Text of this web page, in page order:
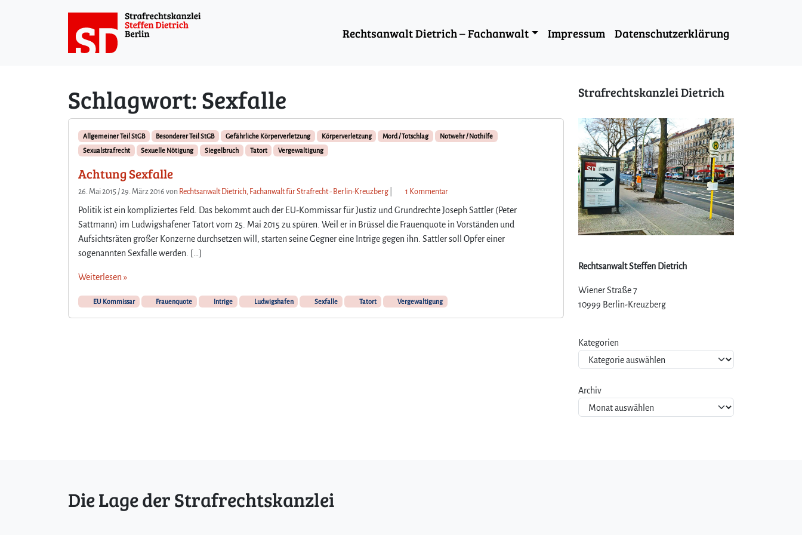
Rechtsanwalt Dietrich – Fachanwalt Impressum Datenschutzerklärung
Schlagwort:Sexfalle
Allgemeiner Teil StGB Besonderer Teil StGB Gefährliche Körperverletzung Körperverletzung Mord / Totschlag
Notwehr / Nothilfe
Sexualstrafrecht
Sexuelle Nötigung Siegelbruch Tatort Vergewaltigung
Achtung Sexfalle
26. Mai 2015 /29. März 2016 von Rechtsanwalt Dietrich, Fachanwalt für Strafrecht - Berlin-Kreuzberg 1 Kommentarz
c
h
S
e
Politik ist ein kompliziertes Feld. Das bekommt auch der EU-Kommissar für Justiz und Grundrechte Joseph Sattler (Peter
Sattmann) im Ludwigshafener Tatort vom 25. Mai 2015 zu spüren. Weil er in Brüssel die Frauenquote in Vorständen und
Aufsichtsräten großer Konzerne durchsetzen will, starten seine Gegner eine Intrige gegen ihn. Sattler soll Opfer einer
sogenannten Sexfalle werden. […]
Weiterlesen »
EU Kommissar Frauenquote Intrige Ludwigshafen Sexfalle Tatort Vergewaltigung
Strafrechtskanzlei Dietrich
Rechtsanwalt Steffen Dietrich
Wiener Straße 7
10999 Berlin-Kreuzberg
Kategorien
Archiv
Die Lage der Strafrechtskanzlei